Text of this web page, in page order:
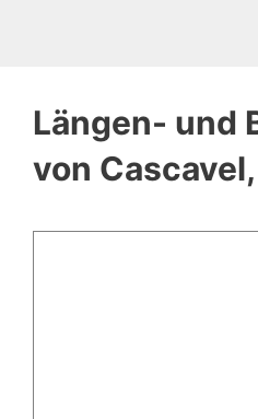
Längen- und
von